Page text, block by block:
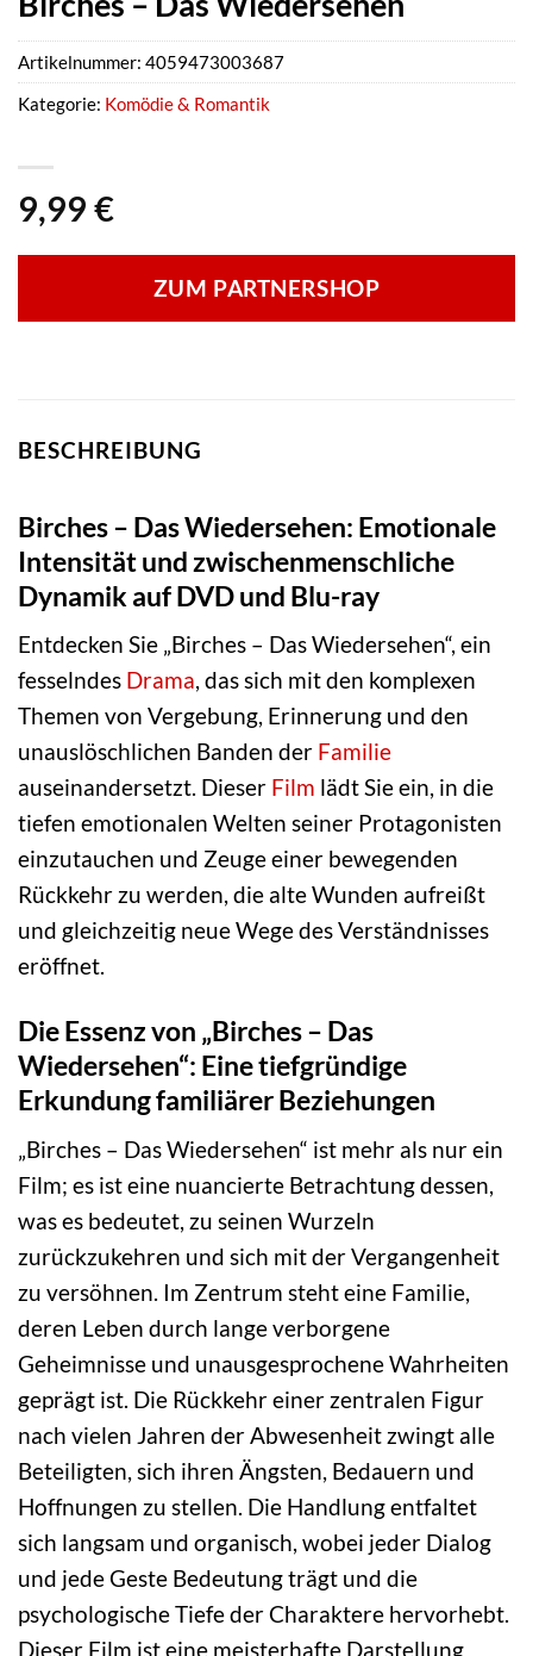
9,99 €
ZUM PARTNERSHOP
Artikelnummer: 4059473003687
Kategorie: Komödie & Romantik
BESCHREIBUNG
Birches – Das Wiedersehen: Emotionale
Intensität und zwischenmenschliche
Dynamik auf DVD und Blu-ray
Entdecken Sie „Birches – Das Wiedersehen“, ein
fesselndes Drama, das sich mit den komplexen
Themen von Vergebung, Erinnerung und den
unauslöschlichen Banden der Familie
auseinandersetzt. Dieser Film lädt Sie ein, in die
tiefen emotionalen Welten seiner Protagonisten
einzutauchen und Zeuge einer bewegenden
Rückkehr zu werden, die alte Wunden aufreißt
und gleichzeitig neue Wege des Verständnisses
eröffnet.
Die Essenz von „Birches – Das
Wiedersehen“: Eine tiefgründige
Erkundung familiärer Beziehungen
„Birches – Das Wiedersehen“ ist mehr als nur ein
Film; es ist eine nuancierte Betrachtung dessen,
was es bedeutet, zu seinen Wurzeln
zurückzukehren und sich mit der Vergangenheit
zu versöhnen. Im Zentrum steht eine Familie,
deren Leben durch lange verborgene
Geheimnisse und unausgesprochene Wahrheiten
geprägt ist. Die Rückkehr einer zentralen Figur
nach vielen Jahren der Abwesenheit zwingt alle
Beteiligten, sich ihren Ängsten, Bedauern und
Hoffnungen zu stellen. Die Handlung entfaltet
sich langsam und organisch, wobei jeder Dialog
und jede Geste Bedeutung trägt und die
psychologische Tiefe der Charaktere hervorhebt.
Dieser Film ist eine meisterhafte Darstellung